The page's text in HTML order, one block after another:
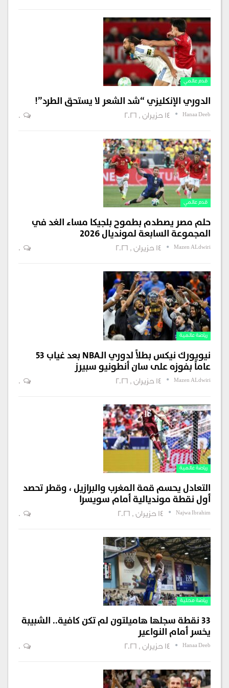
قدم عالمي
الدوري الإنكليزي “شد الشعر لا يستحق الطرد”!
Hanaa Deeb 14 حزيران , 2026 0
قدم عالمي
حلم مصر يصطدم بطموح بلجيكا مساء الغد في
المجموعة السابعة لمونديال 2026
Mazen ALdwiri 14 حزيران , 2026 0
رياضة عالمية
نيويورك نيكس بطلاً لدوري الـNBA بعد غياب 53
عاماً بفوزه على سان أنطونيو سبيرز
Mazen ALdwiri 14 حزيران , 2026 0
رياضة عالمية
التعادل يحسم قمة المغرب والبرازيل ، وقطر تحصد
أول نقطة مونديالية أمام سويسرا
Najwa Ibrahim 14 حزيران , 2026 0
رياضة محلية
33 نقطة سجلها هاميلتون لم تكن كافية.. الشبيبة
يخسر أمام النواعير
Hanaa Deeb 14 حزيران , 2026 0